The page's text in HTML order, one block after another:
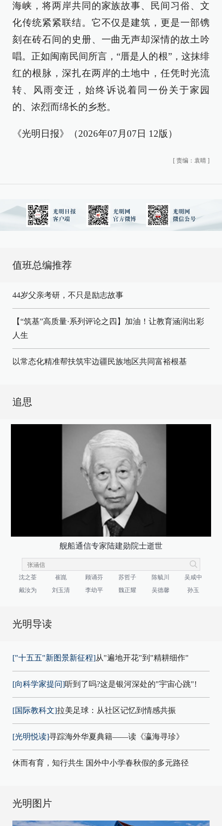
海峡，将两岸共同的家族故事、民间习俗、文
化传统紧紧联结。它不仅是建筑，更是一部镌
刻在砖石间的史册、一曲无声却深情的故土吟
唱。正如闽南民间所言，“厝是人的根”，这抹绯
红的根脉，深扎在两岸的土地中，任凭时光流
转、风雨变迁，始终诉说着同一份关于家园
的、浓烈而绵长的乡愁。
《光明日报》（2026年07月07日 12版）
[ 责编：袁晴 ]
值班总编推荐
44岁父亲考研，不只是励志故事
【“筑基”高质量·系列评论之四】加油！让教育涵润出彩
人生
以常态化精准帮扶筑牢边疆民族地区共同富裕根基
追思
舰船通信专家陆建勋院士逝世
沈之荃 崔崑 顾诵芬 苏哲子 陈毓川
吴咸中
戴汝为
刘玉清 李幼平 魏正耀 吴德馨 孙玉
光明导读
["十五五"新图景新征程]从"遍地开花"到"精耕细作"
[向科学家提问]听到了吗?这是银河深处的"宇宙心跳"!
[国际教科文]拉美足球：从社区记忆到情感共振
[光明悦读]寻踪海外华夏典籍——读《瀛海寻珍》
休而有育，知行共生 国外中小学春秋假的多元路径
光明图片